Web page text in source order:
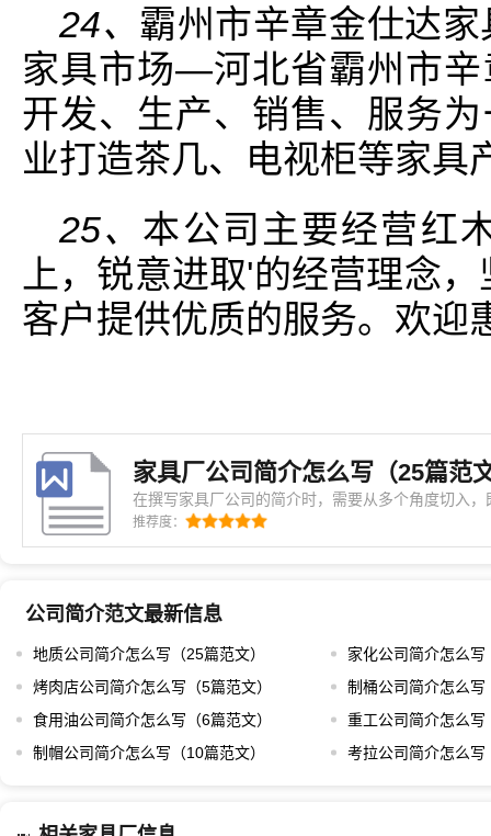
24、 霸州市辛章金仕达
家具市场—河北省霸州市
开发、生产、销售、服务
业打造茶几、电视柜等家具
25、 本公司主要经营红
上，锐意进取'的经营理念
客户提供优质的服务。欢迎
家具厂公司简介怎么写（25篇范
在撰写家具厂公司的简介时，需要从多个角度切入
要展示出企业的文化内涵和专业水准。首先，要明
创办人或者团队的经历，这有助于增加读者的信任
推荐度：
公司简介范文最新信息
地质公司简介怎么写（25篇范文）
家化公司简介怎么写
烤肉店公司简介怎么写（5篇范文）
制桶公司简介怎么写
食用油公司简介怎么写（6篇范文）
重工公司简介怎么写
制帽公司简介怎么写（10篇范文）
考拉公司简介怎么写